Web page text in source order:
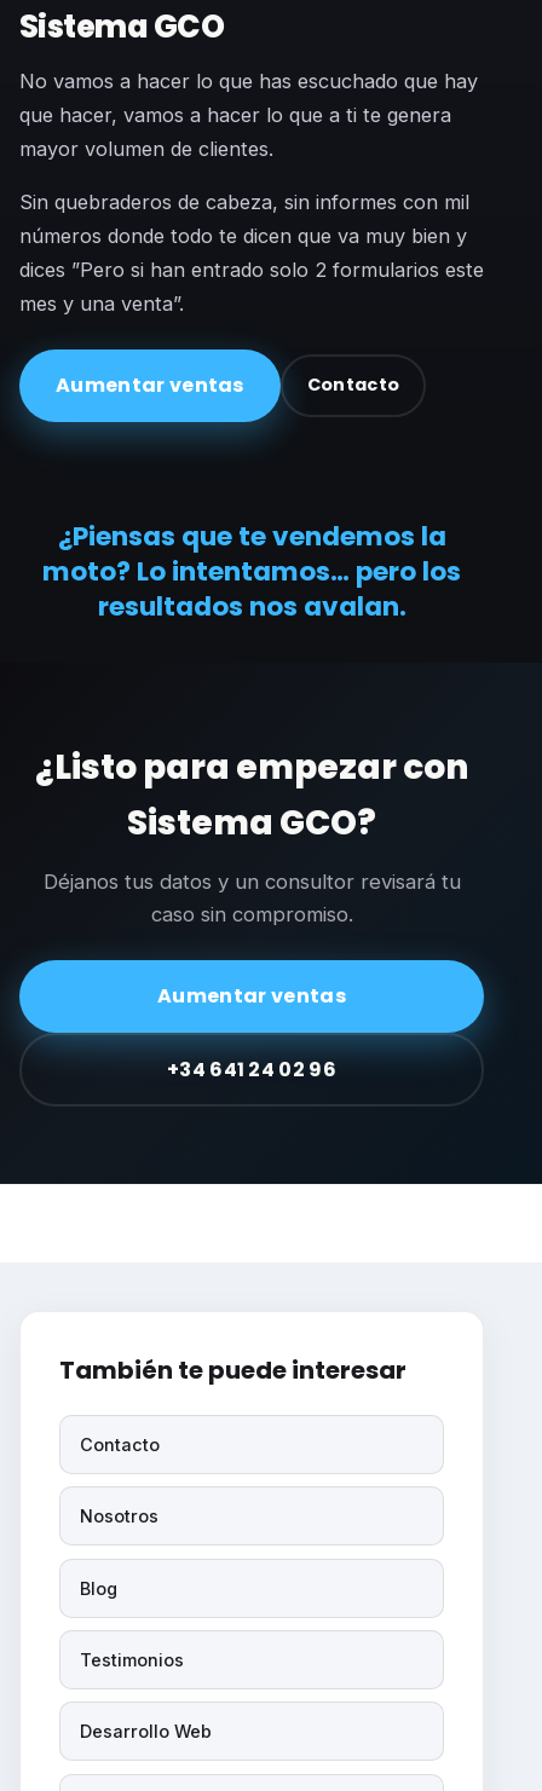
Sistema GCO
No vamos a hacer lo que has escuchado que hay
que hacer, vamos a hacer lo que a ti te genera
mayor volumen de clientes.
Sin quebraderos de cabeza, sin informes con mil
números donde todo te dicen que va muy bien y
dices ”Pero si han entrado solo 2 formularios este
mes y una venta”.
Aumentar ventas Contacto
¿Piensas que te vendemos la
moto? Lo intentamos… pero los
resultados nos avalan.
¿Listo para empezar con
Sistema GCO?
Déjanos tus datos y un consultor revisará tu
caso sin compromiso.
Aumentar ventas
+34 641 24 02 96
También te puede interesar
Contacto
Nosotros
Blog
Testimonios
Desarrollo Web